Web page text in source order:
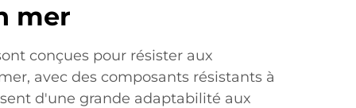
mer
conçues pour résister aux
avec des composants résistants à
d'une grande adaptabilité aux